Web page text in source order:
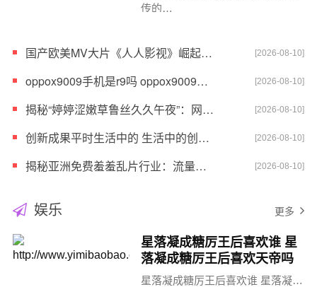
传的…
国产欧美MV大片《人人影视》崛起：揭秘其幕后制作秘籍与行业启示 [2026-08-10]
oppox9009手机是r9吗 oppox9009手机的参数 [2026-08-10]
揭秘“婷婷涩嫩草鲁丝久久午夜”：网络迷因背后的真相与启示 [2026-08-10]
创新成果平时生活中的 生活中的创新小发明 [2026-08-10]
揭秘亚洲免费羞羞乱片行业：流量密码还是道德风险？ [2026-08-10]
娱乐 更多
星落凝成糖厉王后喜欢谁 星
落凝成糖厉王后喜欢天帝吗
星落凝成糖厉王后喜欢谁 星落凝…